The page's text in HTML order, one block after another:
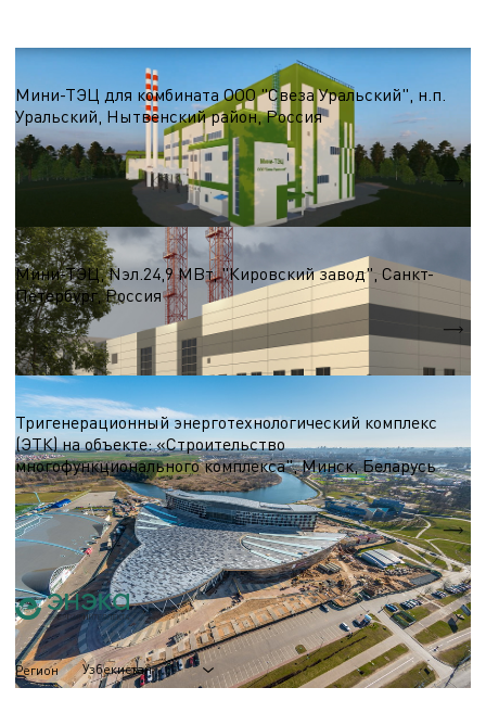
ТЭЦ, Мини-ТЭЦ ГПА и турбин, АБХМ
Мини-ТЭЦ для комбината ООО "Свеза Уральский", н.п.
Уральский, Нытвенский район, Россия
Nэл.
7,0 МВт
Qтеп.
65,0 МВт
ТЭЦ, Мини-ТЭЦ ГПА и турбин, АБХМ
Мини-ТЭЦ, Nэл.24,9 МВт, "Кировский завод", Санкт-
Петербург, Россия
Nэл.
24,9 МВт
ТЭЦ, Мини-ТЭЦ ГПА и турбин, АБХМ
Тригенерационный энерготехнологический комплекс
(ЭТК) на объекте: «Строительство
многофункционального комплекса", Минск, Беларусь
Nэл.
3,6 МВт
Qтеп.
13,6
Регион Узбекистан